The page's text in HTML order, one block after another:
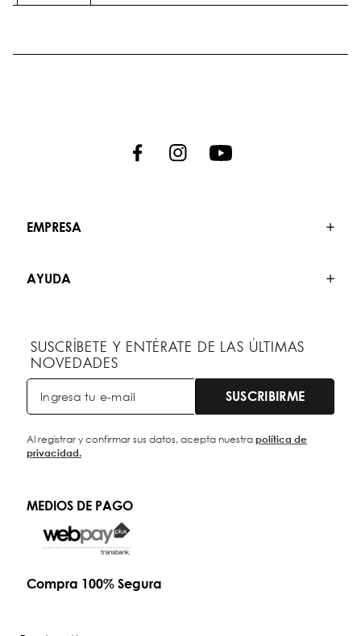
EMPRESA
AYUDA
SUSCRÍBETE Y ENTÉRATE DE LAS ÚLTIMAS
NOVEDADES
SUSCRIBIRME
Al registrar y confirmar sus datos, acepta nuestrapolítica de
privacidad.
MEDIOS DE PAGO
Compra 100% Segura